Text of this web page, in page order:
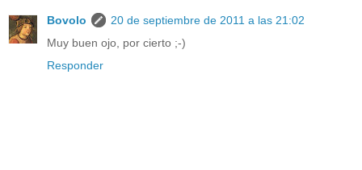
Bovolo
20 de septiembre de 2011 a las 21:02
Muy buen ojo, por cierto ;-)
Responder